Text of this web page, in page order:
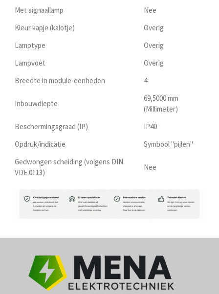
Met signaallamp
Nee
Kleur kapje (kalotje)
Overig
Lamptype
Overig
Lampvoet
Overig
Breedte in module-eenheden
4
Inbouwdiepte
69,5000 mm
(Millimeter)
Beschermingsgraad (IP)
IP40
Opdruk/indicatie
Symbool "pijlen"
Gedwongen scheiding (volgens DIN
VDE 0113)
Nee